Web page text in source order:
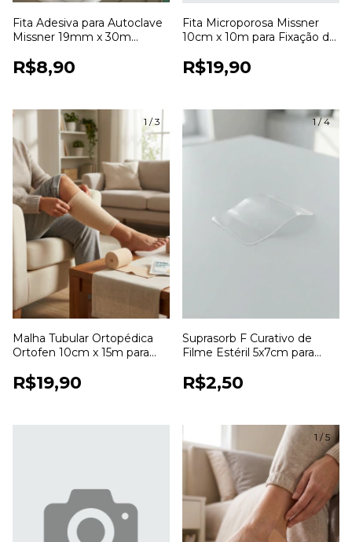
Fita Adesiva para Autoclave
Missner 19mm x 30m
R$8,90
Fita Microporosa Missner
10cm x 10m para Fixação de
R$19,90
1 /3
Malha Tubular Ortopédica
Ortofen 10cm x 15m para
Curativos
R$19,90
1/4
Suprasorb F Curativo de
Filme Estéril 5x7cm para
R$2,50
1 /5